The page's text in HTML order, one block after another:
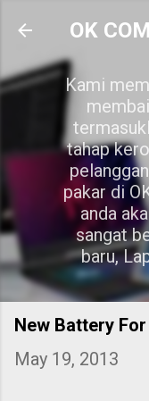
OK
Kami
tahap
pakar di
anda
sangat
baru,
New Battery
May 19, 2013